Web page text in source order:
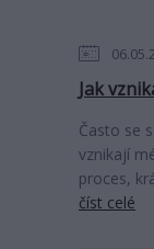
Jak
Často se
vznikají
proces,
číst celé